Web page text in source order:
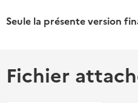
Seule la présente version
Fichier